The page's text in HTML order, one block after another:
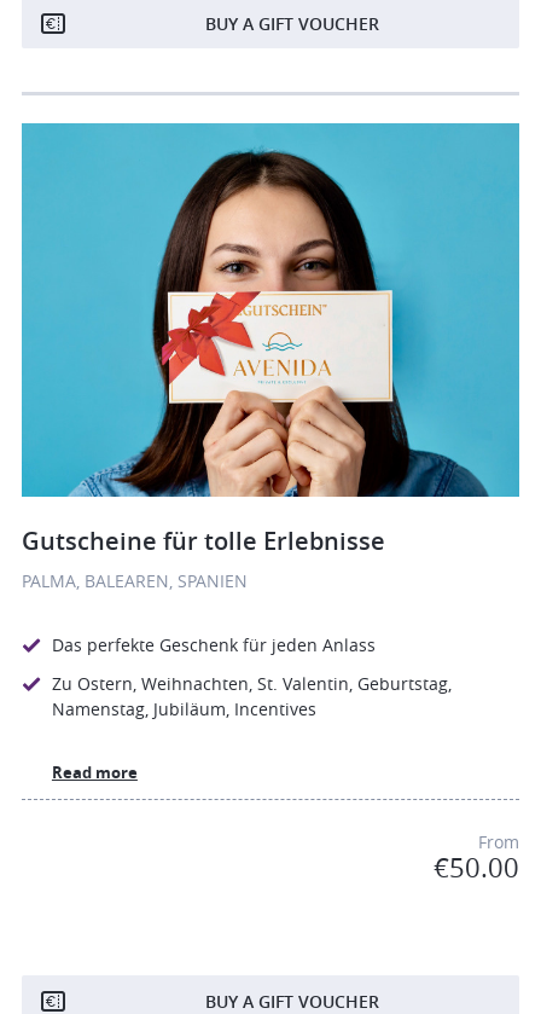
BUY A GIFT VOUCHER
Gutscheine für tolle Erlebnisse
PALMA, BALEAREN, SPANIEN
Das perfekte Geschenk für jeden Anlass
Zu Ostern, Weihnachten, St. Valentin, Geburtstag,
Namenstag, Jubiläum, Incentives
Read more
From
€50.00
BUY A GIFT VOUCHER